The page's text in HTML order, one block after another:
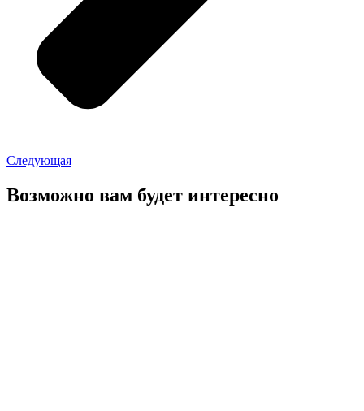
Следующая
Возможно вам будет интересно